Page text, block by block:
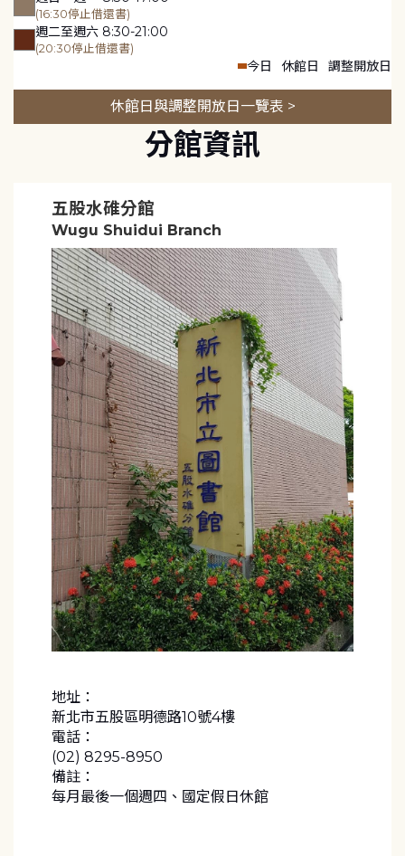
(16:30停止借還書)
週二至週六 8:30-21:00
(20:30停止借還書)
今日 休館日 調整開放日
休館日與調整開放日一覽表 >
分館資訊
五股水碓分館
Wugu Shuidui Branch
地址：
新北市五股區明德路10號4樓
電話：
(02) 8295-8950
備註：
每月最後一個週四、國定假日休館